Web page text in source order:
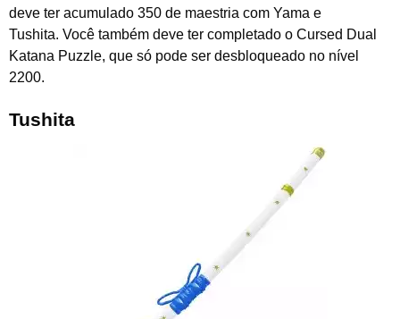
deve ter acumulado 350 de maestria com Yama e
Tushita. Você também deve ter completado o Cursed Dual
Katana Puzzle, que só pode ser desbloqueado no nível
2200.
Tushita